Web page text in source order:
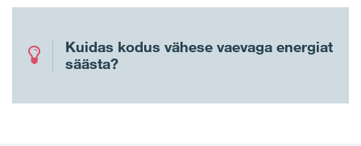
Kuidas kodus vähese vaevaga energiat
säästa?